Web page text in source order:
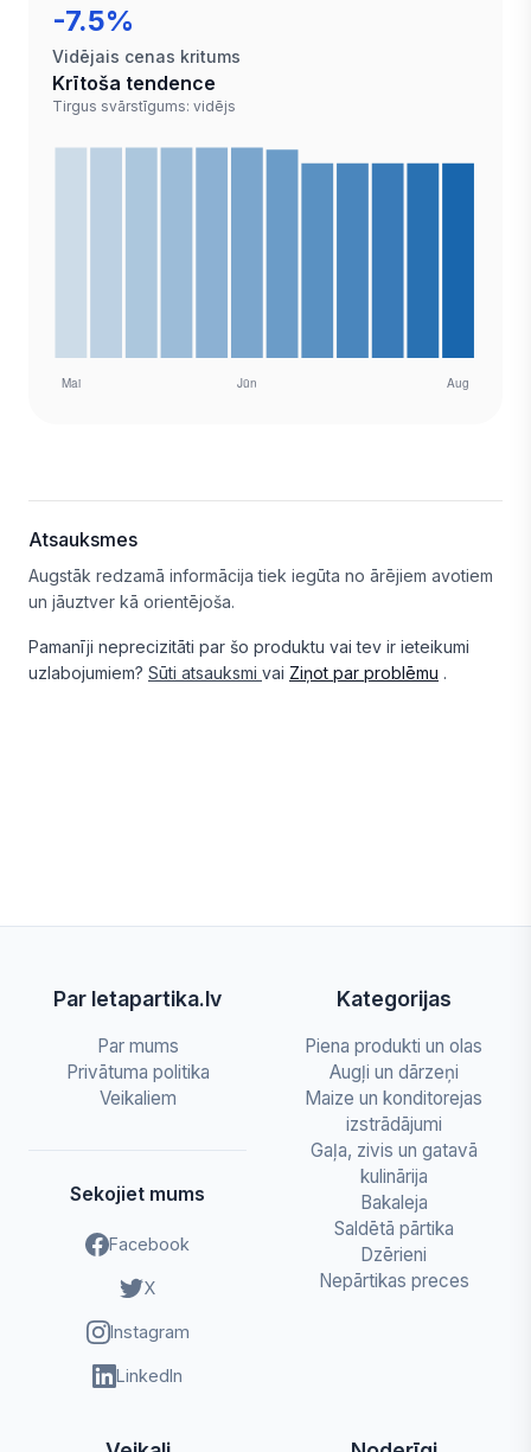
-7.5%
Vidējais cenas kritums
Krītoša tendence
Tirgus svārstīgums: vidējs
Atsauksmes
Augstāk redzamā informācija tiek iegūta no ārējiem avotiem
un jāuztver kā orientējoša.
Pamanīji neprecizitāti par šo produktu vai tev ir ieteikumi
uzlabojumiem? Sūti atsauksmi vai Ziņot par problēmu .
Par letapartika.lv
Par mums
Privātuma politika
Veikaliem
Sekojiet mums
Facebook
X
Instagram
LinkedIn
Kategorijas
Piena produkti un olas
Augļi un dārzeņi
Maize un konditorejas
izstrādājumi
Gaļa, zivis un gatavā
kulinārija
Bakaleja
Saldētā pārtika
Dzērieni
Nepārtikas preces